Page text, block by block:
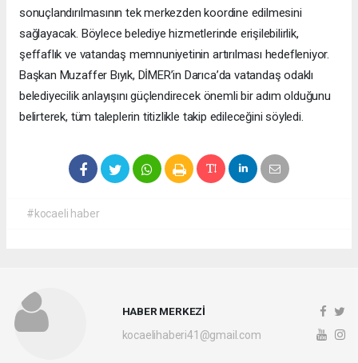
sonuçlandırılmasının tek merkezden koordine edilmesini
sağlayacak. Böylece belediye hizmetlerinde erişilebilirlik,
şeffaflık ve vatandaş memnuniyetinin artırılması hedefleniyor.
Başkan Muzaffer Bıyık, DİMER’in Darıca’da vatandaş odaklı
belediyecilik anlayışını güçlendirecek önemli bir adım olduğunu
belirterek, tüm taleplerin titizlikle takip edileceğini söyledi.
#kocaeli haber
HABER MERKEZİ
kocaelihaberi41@gmail.com